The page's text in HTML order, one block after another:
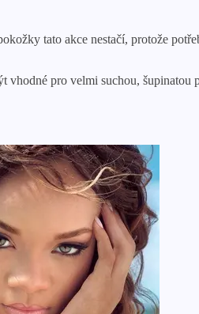
tato akce nestačí, protože
vhodné pro velmi suchou, šupinatou